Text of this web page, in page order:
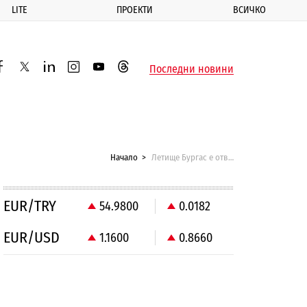
LITE ПРОЕКТИ ВСИЧКО
twitterlinkedininstagram
youtubethreadsПоследни новини
Начало Летище Бургас е отворено за полети
EUR/TRY 54.9800 0.0182
EUR/USD 1.1600 0.8660